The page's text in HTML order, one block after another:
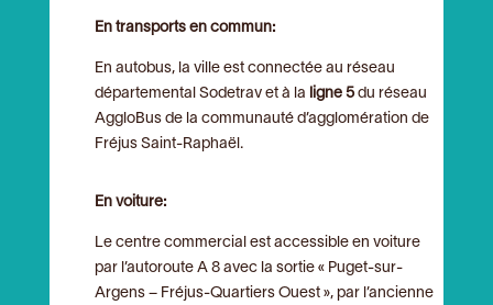
En transports en commun:
En autobus, la ville est connectée au réseau
départemental Sodetrav et à la ligne 5du réseau
AggloBus de la communauté d’agglomération de
Fréjus Saint-Raphaël.
En voiture:
Le centre commercial est accessible en voiture
par l’autoroute A 8 avec la sortie « Puget-sur-
Argens – Fréjus-Quartiers Ouest », par l’ancienne